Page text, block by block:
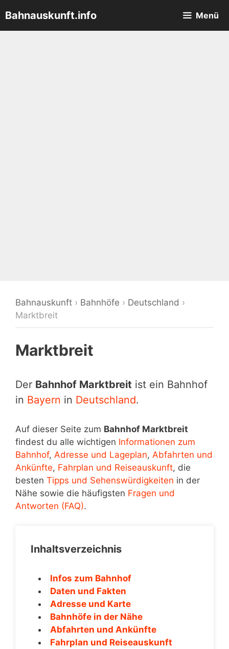
Inhalt
springen
Bahnauskunft.info Menü
Bahnauskunft › Bahnhöfe › Deutschland ›
Marktbreit
Marktbreit
Der Bahnhof Marktbreit ist ein Bahnhof
in Bayern in Deutschland.
Auf dieser Seite zum Bahnhof Marktbreit
findest du alle wichtigen Informationen zum
Bahnhof, Adresse und Lageplan, Abfahrten und
Ankünfte, Fahrplan und Reiseauskunft, die
besten Tipps und Sehenswürdigkeiten in der
Nähe sowie die häufigsten Fragen und
Antworten (FAQ).
Inhaltsverzeichnis
Infos zum Bahnhof
Daten und Fakten
Adresse und Karte
Bahnhöfe in der Nähe
Abfahrten und Ankünfte
Fahrplan und Reiseauskunft